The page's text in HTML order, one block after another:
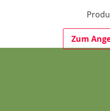
Zum